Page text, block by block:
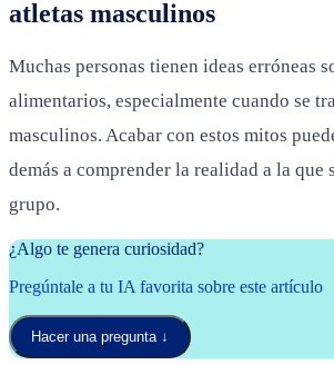
atletas masculinos
Muchas personas tienen ideas erróneas
alimentarios, especialmente cuando se
masculinos. Acabar con estos mitos
demás a comprender la realidad a la que
grupo.
¿Algo te genera curiosidad?
Pregúntale a tu IA favorita sobre este artículo
Hacer una pregunta ↓